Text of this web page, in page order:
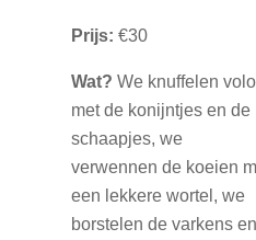
Prijs: €30
Wat? We knuffelen
met de konijntjes en de
schaapjes, we
verwennen de koeien
een lekkere wortel, we
borstelen de varkens en